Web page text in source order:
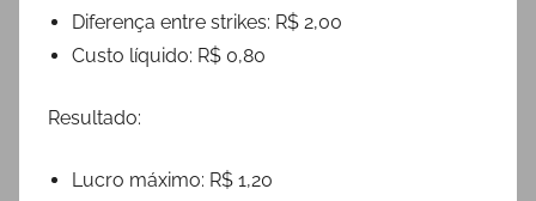
Diferença entre strikes: R$ 2,00
Custo líquido: R$ 0,80
Resultado:
Lucro máximo: R$ 1,20